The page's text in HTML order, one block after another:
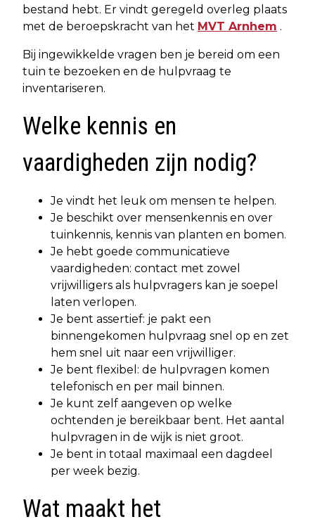
bestand hebt. Er vindt geregeld overleg plaats
met de beroepskracht van het MVT Arnhem .
Bij ingewikkelde vragen ben je bereid om een
tuin te bezoeken en de hulpvraag te
inventariseren.
Welke kennis en
vaardigheden zijn nodig?
Je vindt het leuk om mensen te helpen.
Je beschikt over mensenkennis en over
tuinkennis, kennis van planten en bomen.
Je hebt goede communicatieve
vaardigheden: contact met zowel
vrijwilligers als hulpvragers kan je soepel
laten verlopen.
Je bent assertief: je pakt een
binnengekomen hulpvraag snel op en zet
hem snel uit naar een vrijwilliger.
Je bent flexibel: de hulpvragen komen
telefonisch en per mail binnen.
Je kunt zelf aangeven op welke
ochtenden je bereikbaar bent. Het aantal
hulpvragen in de wijk is niet groot.
Je bent in totaal maximaal een dagdeel
per week bezig.
Wat maakt het